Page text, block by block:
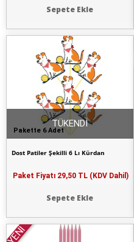
Sepete Ekle
Pakette 6 Adet
Dost Patiler Şekilli 6 Lı Kürdan
Paket Fiyatı 29,50 TL (KDV Dahil)
Sepete Ekle
TÜKENDİ
YENİ